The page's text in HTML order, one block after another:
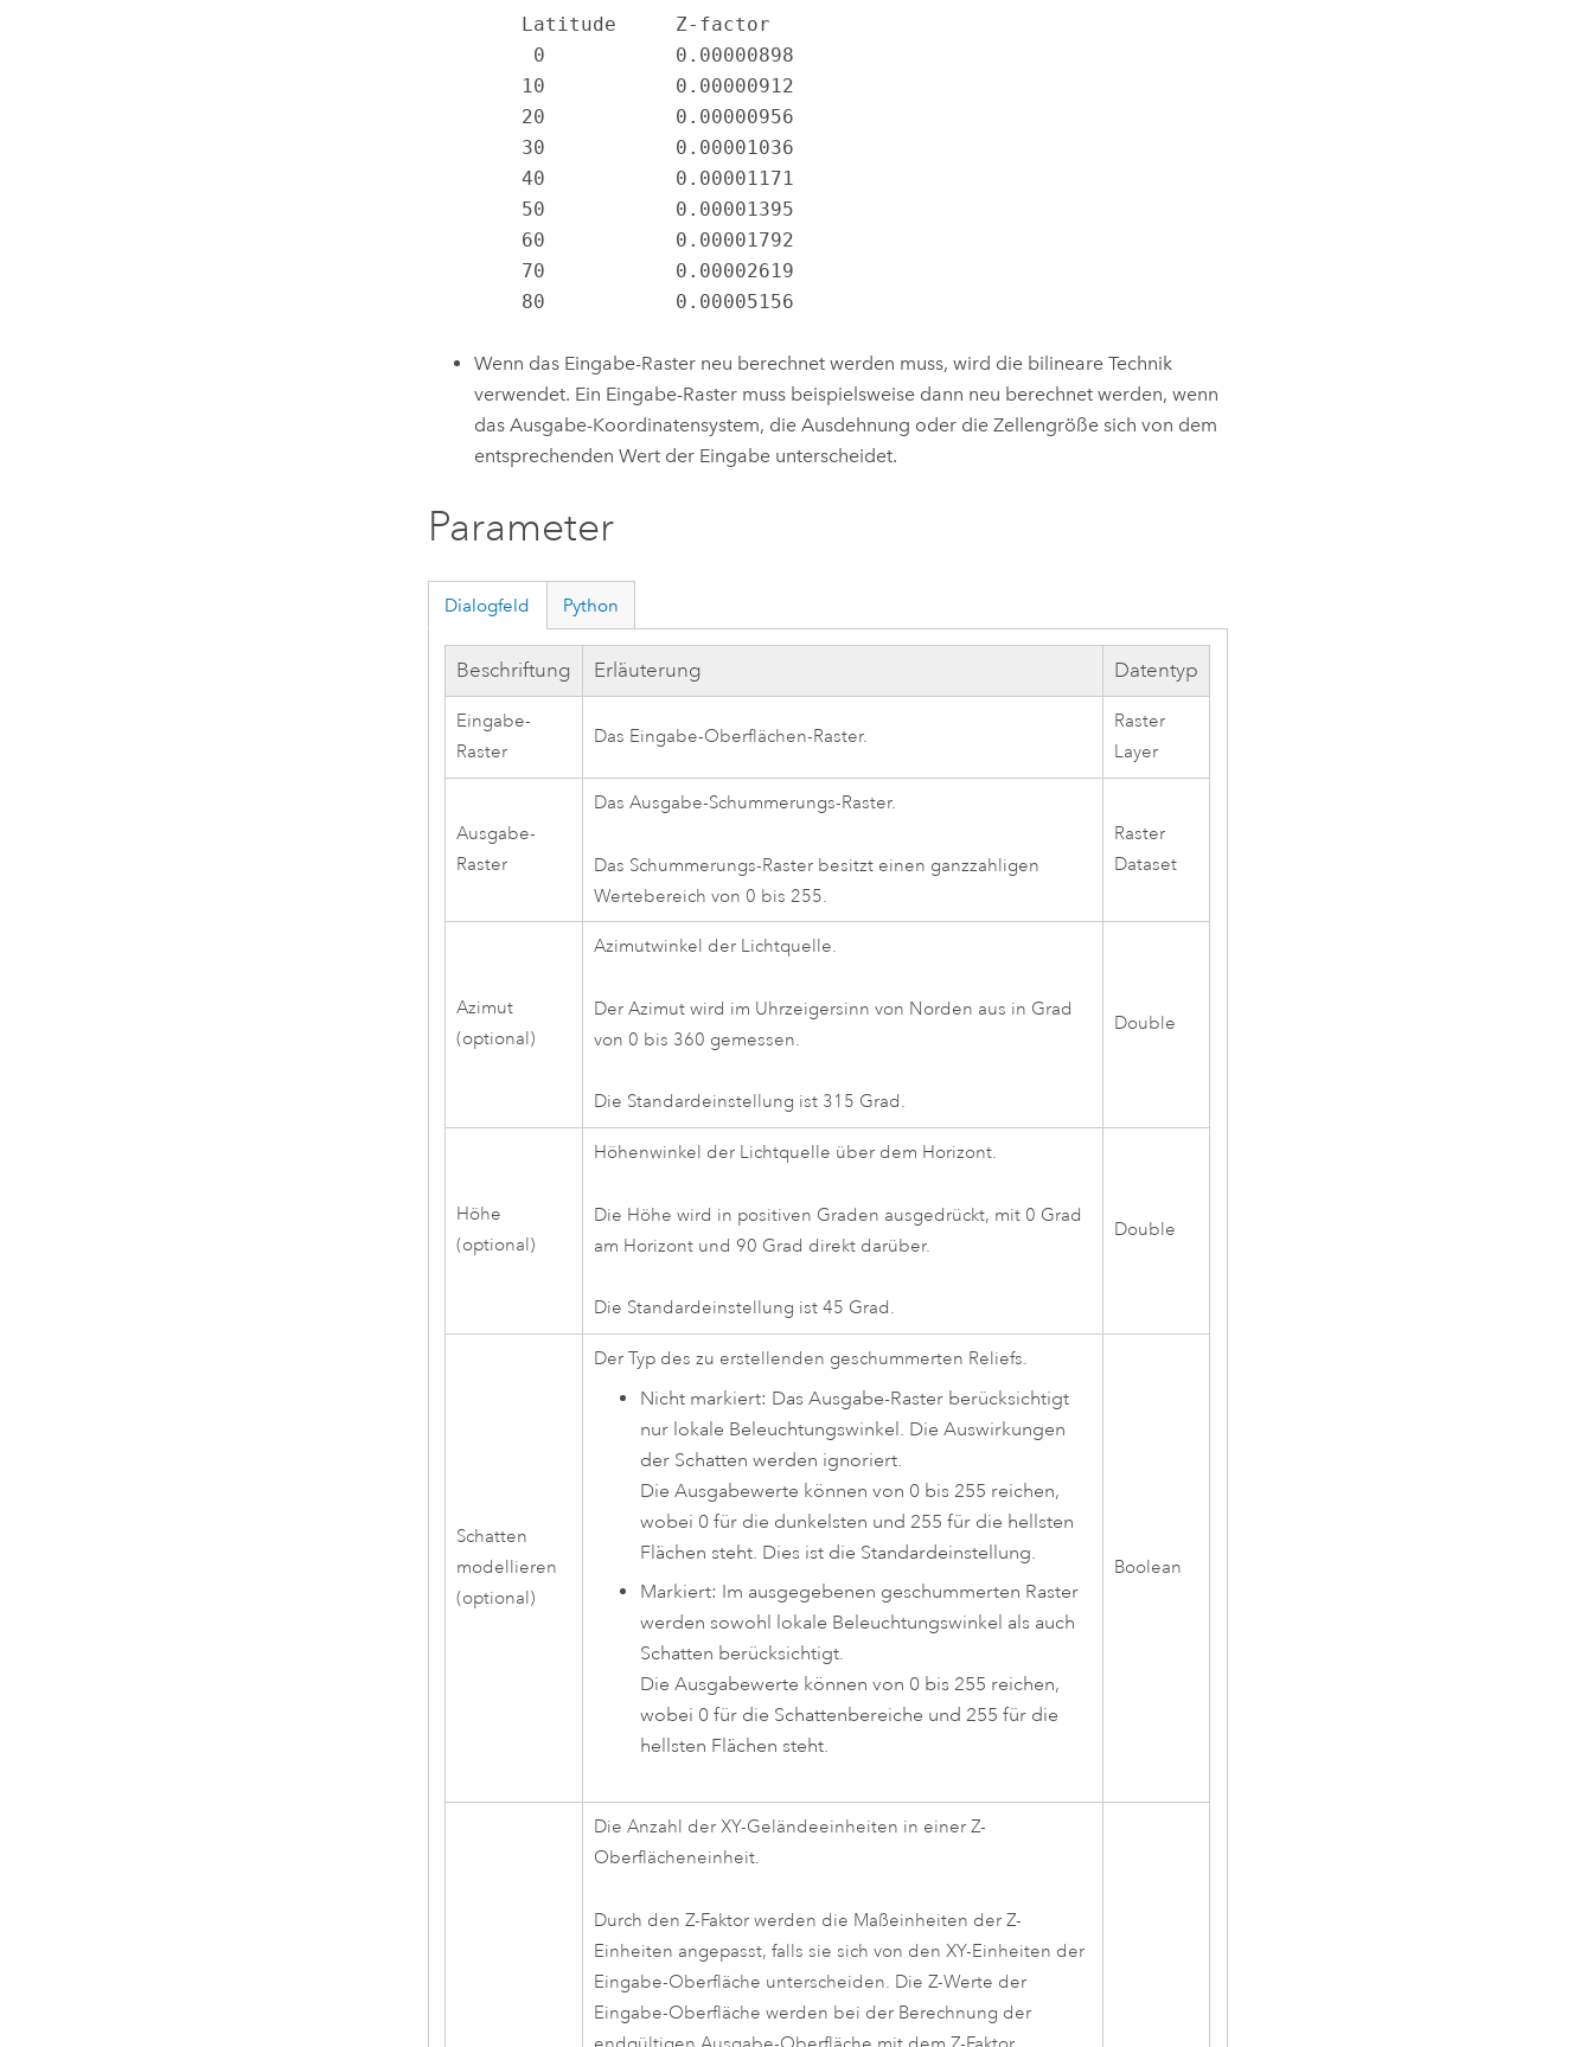
    80           0.00005156
Wenn das Eingabe-Raster neu berechnet werden muss, wird die bilineare Technik
verwendet. Ein Eingabe-Raster muss beispielsweise dann neu berechnet werden, wenn
das Ausgabe-Koordinatensystem, die Ausdehnung oder die Zellengröße sich von dem
entsprechenden Wert der Eingabe unterscheidet.
Parameter
Dialogfeld Python
Beschriftung Erläuterung Datentyp
Eingabe-
Raster
Das Eingabe-Oberflächen-Raster.
Raster
Layer
Ausgabe-
Raster
Das Ausgabe-Schummerungs-Raster.
Das Schummerungs-Raster besitzt einen ganzzahligen
Wertebereich von 0 bis 255.
Raster
Dataset
Azimut
(optional)
Azimutwinkel der Lichtquelle.
Der Azimut wird im Uhrzeigersinn von Norden aus in Grad
von 0 bis 360 gemessen.
Die Standardeinstellung ist 315 Grad.
Double
Höhe
(optional)
Höhenwinkel der Lichtquelle über dem Horizont.
Die Höhe wird in positiven Graden ausgedrückt, mit 0 Grad
am Horizont und 90 Grad direkt darüber.
Die Standardeinstellung ist 45 Grad.
Double
Schatten
modellieren
(optional)
Der Typ des zu erstellenden geschummerten Reliefs.
Nicht markiert: Das Ausgabe-Raster berücksichtigt
nur lokale Beleuchtungswinkel. Die Auswirkungen
der Schatten werden ignoriert.
Die Ausgabewerte können von 0 bis 255 reichen,
wobei 0 für die dunkelsten und 255 für die hellsten
Flächen steht. Dies ist die Standardeinstellung.
Markiert: Im ausgegebenen geschummerten Raster
werden sowohl lokale Beleuchtungswinkel als auch
Schatten berücksichtigt.
Die Ausgabewerte können von 0 bis 255 reichen,
wobei 0 für die Schattenbereiche und 255 für die
hellsten Flächen steht.
Boolean
Die Anzahl der XY-Geländeeinheiten in einer Z-
Oberflächeneinheit.
Durch den Z-Faktor werden die Maßeinheiten der Z-
Einheiten angepasst, falls sie sich von den XY-Einheiten der
Eingabe-Oberfläche unterscheiden. Die Z-Werte der
Eingabe-Oberfläche werden bei der Berechnung der